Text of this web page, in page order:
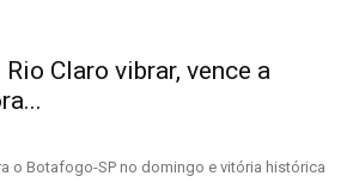
Claro vibrar, vence a
o Botafogo-SP no domingo e vitória histórica